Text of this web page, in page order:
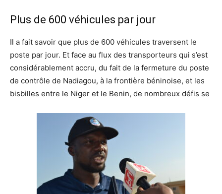
Plus de 600 véhicules par jour
Il a fait savoir que plus de 600 véhicules traversent le
poste par jour. Et face au flux des transporteurs qui s’est
considérablement accru, du fait de la fermeture du poste
de contrôle de Nadiagou, à la frontière béninoise, et les
bisbilles entre le Niger et le Benin, de nombreux défis se